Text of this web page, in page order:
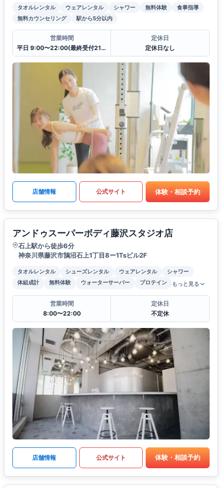
タオルレンタル ウェアレンタル シャワー 無料体験
食事指導
無料カウンセリング
駅から5分以内
営業時間
平日 9:00〜22:00(最終受付21:00)
定休日
定休日なし
店舗情報 公式サイト 体験・相談予約
アンドゥスーパーボディ藤沢スタジオ店
石上駅から徒歩6分
神奈川県藤沢市鵠沼石上1丁目8ー1Tsビル2F
タオルレンタル シューズレンタル ウェアレンタル
シャワー
体組成計
無料体験 ウォーターサーバー プロテイン もっと見る
営業時間
8:00〜22:00
定休日
不定休
店舗情報 公式サイト 体験・相談予約